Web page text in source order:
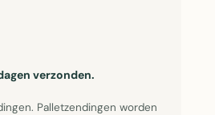
verzonden.
Palletzendingen worden